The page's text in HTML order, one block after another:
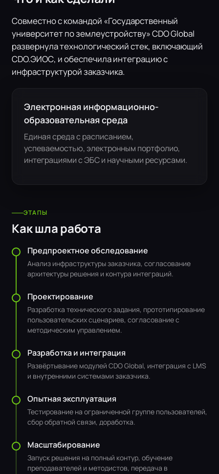
Совместно с командой «Государственный
университет по землеустройству» CDO Global
развернула технологический стек, включающий
CDO.ЭИОС, и обеспечила интеграцию с
инфраструктурой заказчика.
Электронная информационно-
образовательная среда
Единая среда с расписанием,
успеваемостью, электронным портфолио,
интеграциями с ЭБС и научными ресурсами.
ЭТАПЫ
Как шла работа
Предпроектное обследование
Анализ инфраструктуры заказчика, согласование
архитектуры решения и контура интеграций.
Проектирование
Разработка технического задания, прототипирование
пользовательских сценариев, согласование с
методическим управлением.
Разработка и интеграция
Развёртывание модулей CDO Global, интеграция с LMS
и внутренними системами заказчика.
Опытная эксплуатация
Тестирование на ограниченной группе пользователей,
сбор обратной связи, доработка.
Масштабирование
Запуск решения на полный контур, обучение
преподавателей и методистов, передача в